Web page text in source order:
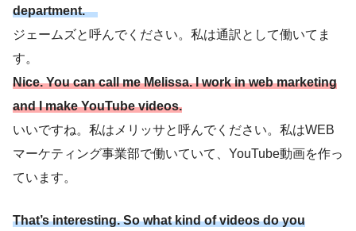
department.
ジェームズと呼んでください。私は通訳として働いてま
す。
Nice. You can call me Melissa. I work in web marketing
and I make YouTube videos.
いいですね。私はメリッサと呼んでください。私はWEB
マーケティング事業部で働いていて、YouTube動画を作っ
ています。
That’s interesting. So what kind of videos do you